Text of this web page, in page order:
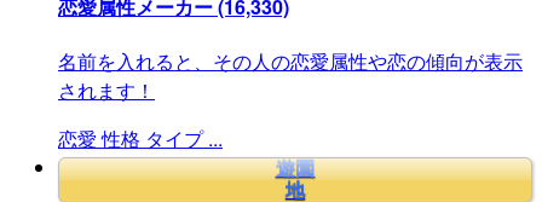
恋愛属性メーカー(16,330)
名前を入れると、その人の恋愛属性や恋の傾向が表示
されます！
恋愛 性格 タイプ ...
遊園
地